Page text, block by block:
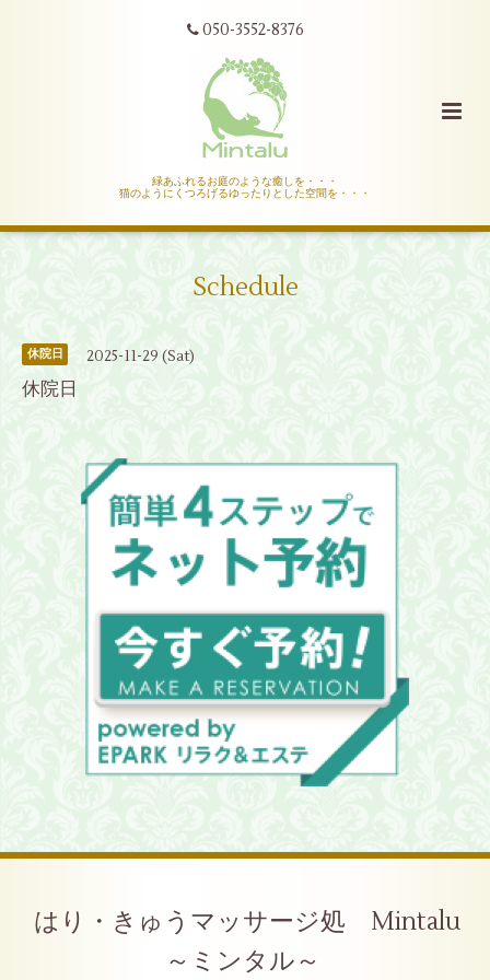
050-3552-8376
緑あふれるお庭のような癒しを・・・
猫のようにくつろげるゆったりとした空間を・・・
Schedule
休院日 2025-11-29 (Sat)
休院日
はり・きゅうマッサージ処 Mintalu
～ミンタル～